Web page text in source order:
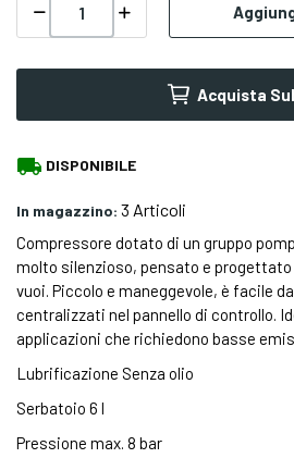
Acquista
local_shipping DISPONIBILE
In magazzino: 3 Articoli
Compressore dotato di un gruppo
molto silenzioso, pensato e
vuoi. Piccolo e maneggevole, è facile
centralizzati nel pannello di controllo.
applicazioni che richiedono basse
Lubrificazione Senza olio
Serbatoio 6 l
Pressione max. 8 bar